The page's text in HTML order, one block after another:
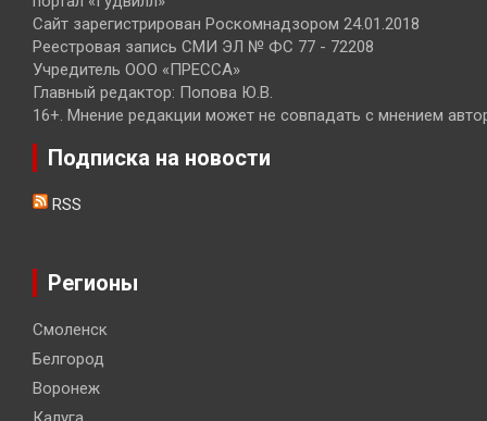
Сайт зарегистрирован Роскомнадзором 24.01.2018
Реестровая запись СМИ ЭЛ № ФС 77 - 72208
Учредитель ООО «ПРЕССА»
Главный редактор: Попова Ю.В.
16+. Мнение редакции может не совпадать с мнением
Подписка на новости
RSS
Регионы
Смоленск
Белгород
Воронеж